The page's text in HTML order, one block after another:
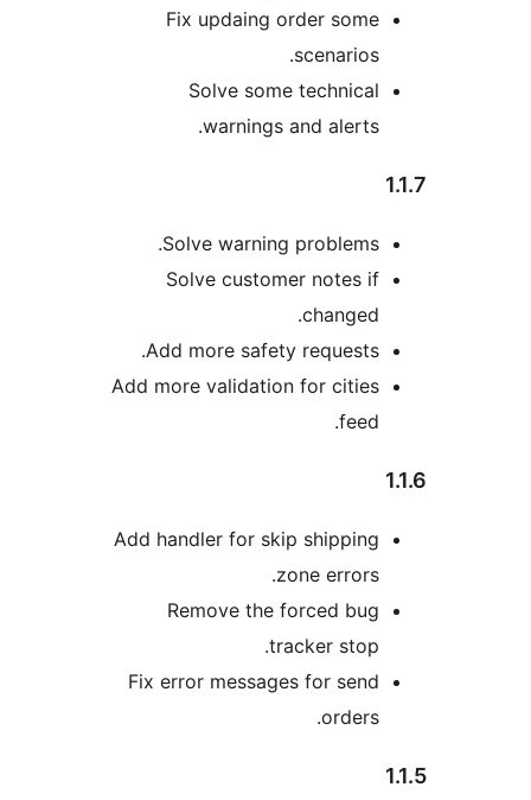
Fix updaing order some
Solve some technical
warnings and alerts.
Solve warning problems.
Solve customer notes if
Add more safety requests.
Add more validation for cities
Add handler for skip shipping
Remove the forced bug
Fix error messages for send